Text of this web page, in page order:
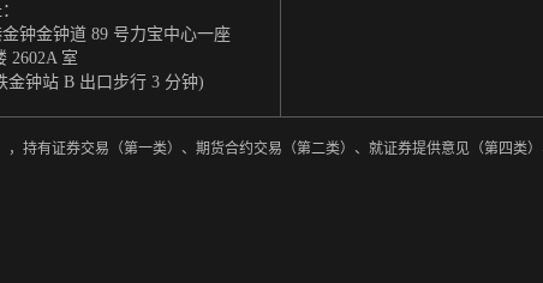
钟金钟道 89 号力宝中心一座
2602A 室
金钟站 B 出口步行 3 分钟)
持有证券交易（第一类）、期货合约交易（第二类）、就证券提供意见（第四